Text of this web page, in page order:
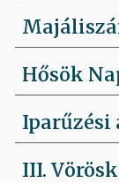
Hősök
Iparűzési
III.